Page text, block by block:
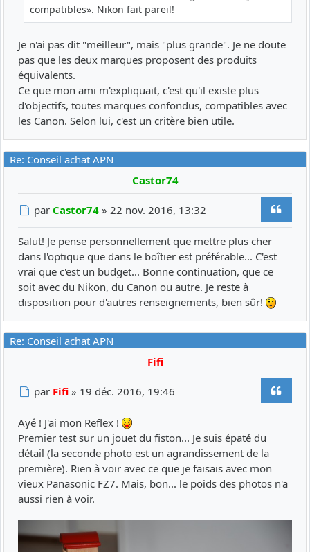
compatibles». Nikon fait pareil!
Je n'ai pas dit "meilleur", mais "plus grande". Je ne doute
pas que les deux marques proposent des produits
équivalents.
Ce que mon ami m'expliquait, c'est qu'il existe plus
d'objectifs, toutes marques confondus, compatibles avec
les Canon. Selon lui, c'est un critère bien utile.
Re: Conseil achat APN
Castor74
Message
par Castor74 »22 nov. 2016, 13:32
Salut! Je pense personnellement que mettre plus cher
dans l'optique que dans le boîtier est préférable... C'est
vrai que c'est un budget... Bonne continuation, que ce
soit avec du Nikon, du Canon ou autre. Je reste à
disposition pour d'autres renseignements, bien sûr!
Re: Conseil achat APN
Fifi
Message
par Fifi » 19 déc. 2016, 19:46
Ayé ! J'ai mon Reflex !
Premier test sur un jouet du fiston... Je suis épaté du
détail (la seconde photo est un agrandissement de la
première). Rien à voir avec ce que je faisais avec mon
vieux Panasonic FZ7. Mais, bon... le poids des photos n'a
aussi rien à voir.